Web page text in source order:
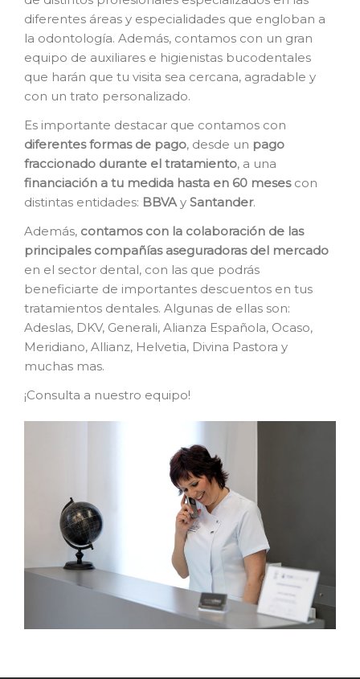
diferentes áreas y especialidades que engloban a
la odontología. Además, contamos con un gran
equipo de auxiliares e higienistas bucodentales
que harán que tu visita sea cercana, agradable y
con un trato personalizado.
Es importante destacar que contamos con
diferentes formas de pago, desde un pago
fraccionado durante el tratamiento, a una
financiación a tu medida hasta en 60 mesescon
distintas entidades: BBVAy Santander.
Además, contamos con la colaboración de las
principales compañías aseguradoras del mercado
en el sector dental, con las que podrás
beneficiarte de importantes descuentos en tus
tratamientos dentales. Algunas de ellas son:
Adeslas, DKV, Generali, Alianza Española, Ocaso,
Meridiano, Allianz, Helvetia, Divina Pastora y
muchas mas.
¡Consulta a nuestro equipo!